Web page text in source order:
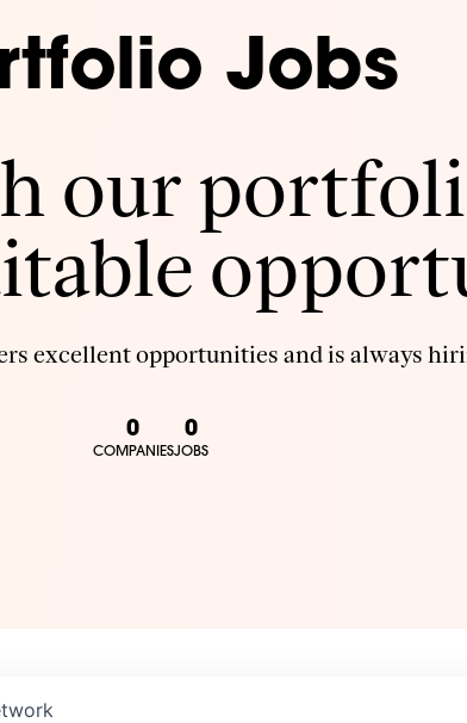
Jobs
our
excellent opportunities and is always
0
COMPANIES
0
JOBS